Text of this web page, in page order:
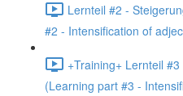
Lernteil #2 -
#2 - Intensification of
+Training+ Lernteil
(Learning part #3 -